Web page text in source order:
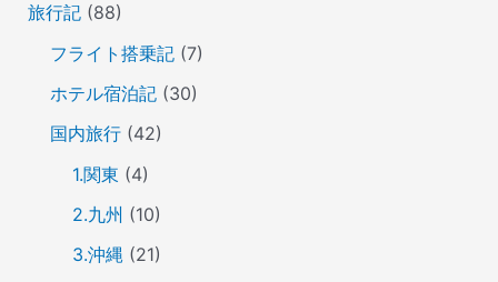
旅行記(88)
フライト搭乗記(7)
ホテル宿泊記(30)
国内旅行(42)
1.関東 (4)
2.九州 (10)
3.沖縄(21)